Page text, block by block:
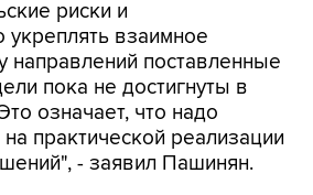
риски и
укреплять взаимное
направлений поставленные
пока не достигнуты в
означает, что надо
практической реализации
- заявил Пашинян.